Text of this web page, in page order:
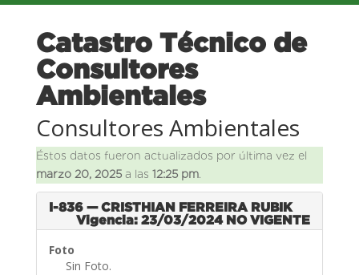
Catastro Técnico de
Consultores
Ambientales
Consultores Ambientales
Éstos datos fueron actualizados por última vez el
marzo 20, 2025a las 12:25 pm.
I-836 — CRISTHIAN FERREIRA RUBIK
Vigencia: 23/03/2024 NO VIGENTE
Foto
Sin Foto.